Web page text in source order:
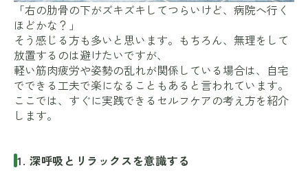
「右の肋骨の下がズキズキしてつらいけど、病院へ行く
ほどかな？」
そう感じる方も多いと思います。もちろん、無理をして
放置するのは避けたいですが、
軽い筋肉疲労や姿勢の乱れが関係している場合は、自宅
でできる工夫で楽になることもあると言われています。
ここでは、すぐに実践できるセルフケアの考え方を紹介
します。
1. 深呼吸とリラックスを意識する